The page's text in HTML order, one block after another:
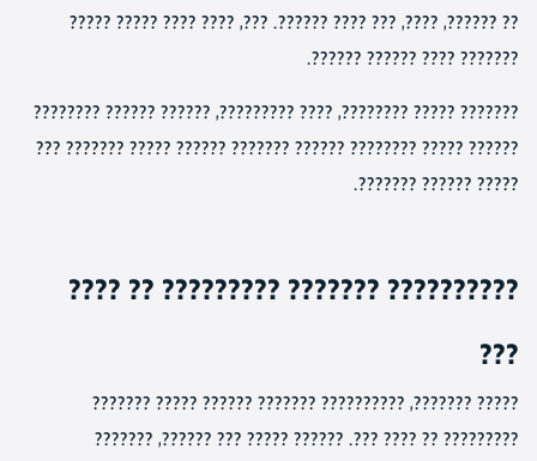
?? ??????, ????, ??? ???? ??????. ???, ???? ???? ????? ?????
??????? ???? ?????? ??????.
??????? ????? ????????, ???? ?????????, ?????? ?????? ????????
?????? ????? ???????? ?????? ??????? ?????? ????? ??????? ???
????? ?????? ???????.
?????????? ??????? ????????? ?? ????
???
????? ???????, ?????????? ??????? ?????? ????? ???????
????????? ?? ???? ???. ?????? ????? ??? ??????, ???????